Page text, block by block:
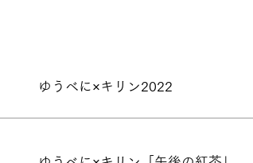
ゆうべに×キリン2022